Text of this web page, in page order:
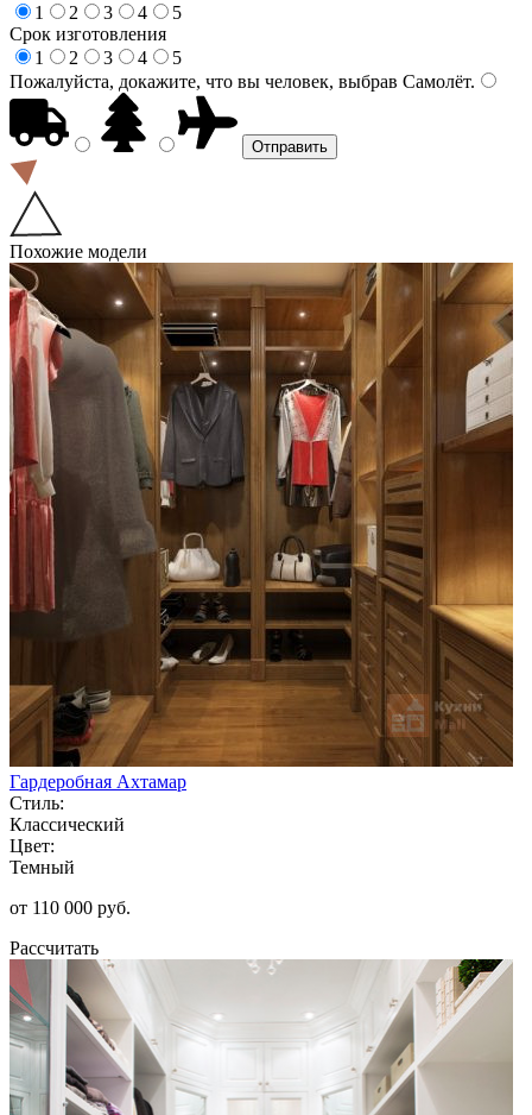
1
2 3 4
5
Срок изготовления
1
2 3 4
5
Пожалуйста, докажите, что вы человек, выбрав Самолёт.
Похожие модели
Гардеробная Ахтамар
Стиль:
Классический
Цвет:
Темный
от 110 000 руб.
Рассчитать